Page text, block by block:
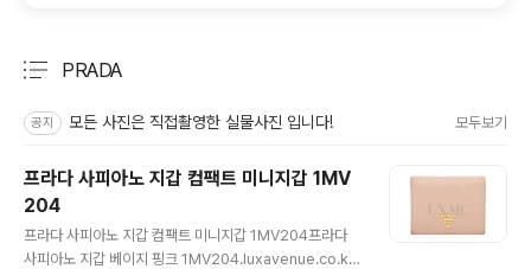
PRADA
공지 모든 사진은 직접촬영한 실물사진 입니다! 모두보기
프라다 사피아노 지갑 컴팩트 미니지갑 1MV
204
프라다 사피아노 지갑 컴팩트 미니지갑 1MV204프라다
사피아노 지갑 베이지 핑크 1MV204.luxavenue.co.kr